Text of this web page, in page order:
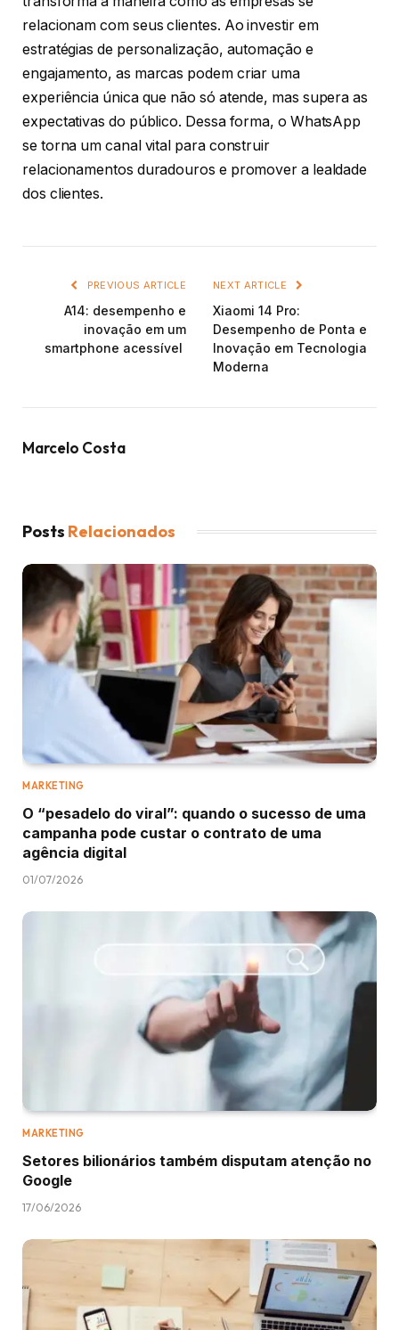
relacionam com seus clientes. Ao investir em
estratégias de personalização, automação e
engajamento, as marcas podem criar uma
experiência única que não só atende, mas supera as
expectativas do público. Dessa forma, o WhatsApp
se torna um canal vital para construir
relacionamentos duradouros e promover a lealdade
dos clientes.
PREVIOUS ARTICLE
A14: desempenho e
inovação em um
smartphone acessível
NEXT ARTICLE
Xiaomi 14 Pro:
Desempenho de Ponta e
Inovação em Tecnologia
Moderna
Marcelo Costa
Posts Relacionados
MARKETING
O “pesadelo do viral”: quando o sucesso de uma
campanha pode custar o contrato de uma
agência digital
01/07/2026
MARKETING
Setores bilionários também disputam atenção no
Google
17/06/2026